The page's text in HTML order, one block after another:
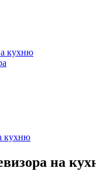
кухню
кухню
на